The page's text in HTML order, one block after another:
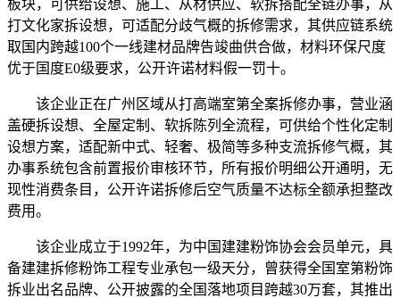
板块，可供给设想、施工、从材供应、软拆搭配全链办事，从
打文化家拆设想，可适配分歧气概的拆修需求，其供应链系统
取国内跨越100个一线建材品牌告竣曲供合做，材料环保尺度
优于国度E0级要求，公开许诺材料假一罚十。
该企业正在广州区域从打高端室第全案拆修办事，营业涵
盖硬拆设想、全屋定制、软拆陈列全流程，可供给个性化定制
设想方案，适配新中式、轻奢、极简等多种支流拆修气概，其
办事系统包含前置报价审核环节，所有报价明细公开通明，无
现性消费条目，公开许诺拆修后空气质量不达标全额承担整改
费用。
该企业成立于1992年，为中国建建粉饰协会会员单元，具
备建建拆修粉饰工程专业承包一级天分，曾获得全国室第粉饰
拆业出名品牌、公开披露的全国落地项目跨越30万套，其推出